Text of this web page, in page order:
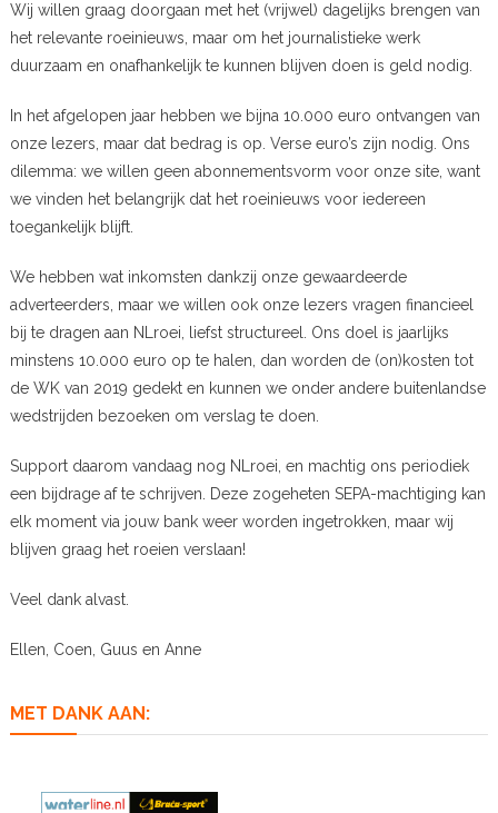
Wij willen graag doorgaan met het (vrijwel) dagelijks brengen van
het relevante roeinieuws, maar om het journalistieke werk
duurzaam en onafhankelijk te kunnen blijven doen is geld nodig.
In het afgelopen jaar hebben we bijna 10.000 euro ontvangen van
onze lezers, maar dat bedrag is op. Verse euro’s zijn nodig. Ons
dilemma: we willen geen abonnementsvorm voor onze site, want
we vinden het belangrijk dat het roeinieuws voor iedereen
toegankelijk blijft.
We hebben wat inkomsten dankzij onze gewaardeerde
adverteerders, maar we willen ook onze lezers vragen financieel
bij te dragen aan NLroei, liefst structureel. Ons doel is jaarlijks
minstens 10.000 euro op te halen, dan worden de (on)kosten tot
de WK van 2019 gedekt en kunnen we onder andere buitenlandse
wedstrijden bezoeken om verslag te doen.
Support daarom vandaag nog NLroei, en machtig ons periodiek
een bijdrage af te schrijven. Deze zogeheten SEPA-machtiging kan
elk moment via jouw bank weer worden ingetrokken, maar wij
blijven graag het roeien verslaan!
Veel dank alvast.
Ellen, Coen, Guus en Anne
MET DANK AAN: